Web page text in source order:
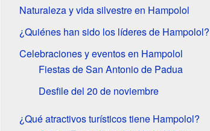
Naturaleza y vida silvestre en Hampolol
¿Quiénes han sido los líderes de Hampolol?
Celebraciones y eventos en Hampolol
Fiestas de San Antonio de Padua
Desfile del 20 de noviembre
¿Qué atractivos turísticos tiene Hampolol?